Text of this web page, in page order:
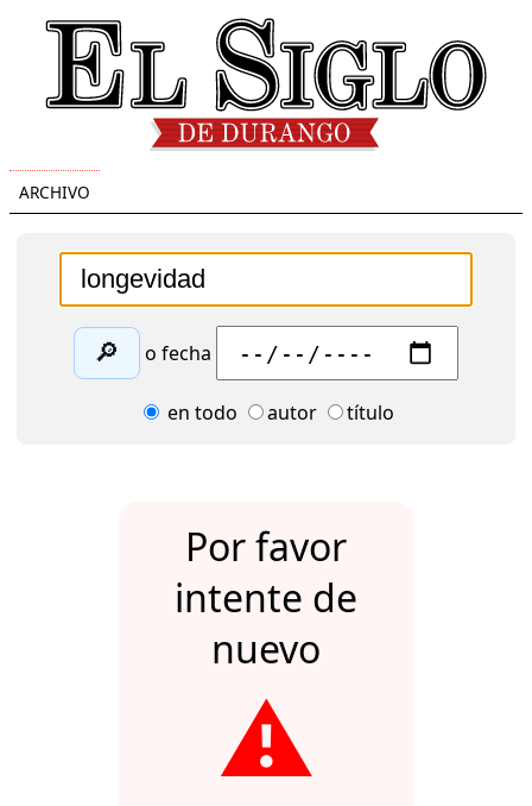
ARCHIVO
🔎 o fecha
en todo autor título
Por favor
intente de
nuevo
⚠️